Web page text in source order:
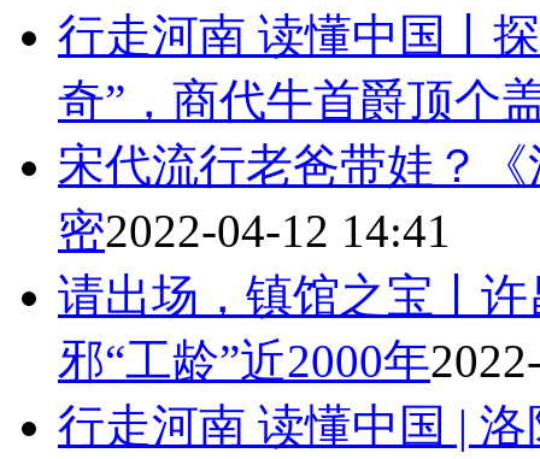
行走河南 读懂中国丨
奇”，商代牛首爵顶个
宋代流行老爸带娃？
密2022-04-12 14:41
请出场，镇馆之宝丨
邪“工龄”近2000年
行走河南 读懂中国 |